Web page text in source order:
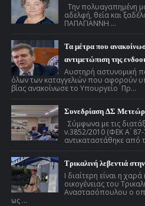
Την
αδελφή, θεία και
ΠΑΠΑΓΙΑΝΝΗ ...
Τα μέτρα που
αντιμετώπιση της
Αυστηρή αστυνομική
όλων των καταγγελιών που αφορούν
βίας ανακοίνωσε το Υπουργείο Πρ...
Συνεδρίαση ΔΣ
Σύμφωνα με τις
ν.3852/2010 (ΦΕΚ Α
αντικαταστάθηκε από
Τρικαλινή λεβεντιά
Ι διαίτερη είναι η
οικογένειας του
Αναστασόπουλου ο
ως ...